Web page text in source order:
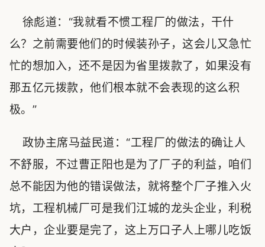
徐彪道：“我就看不惯工程厂的做法，干什
么？之前需要他们的时候装孙子，这会儿又急忙
忙的想加入，还不是因为省里拨款了，如果没有
那五亿元拨款，他们根本就不会表现的这么积
极。”
政协主席马益民道：“工程厂的做法的确让人
不舒服，不过曹正阳也是为了厂子的利益，咱们
总不能因为他的错误做法，就将整个厂子推入火
坑，工程机械厂可是我们江城的龙头企业，利税
大户，企业要是完了，这上万口子人上哪儿吃饭